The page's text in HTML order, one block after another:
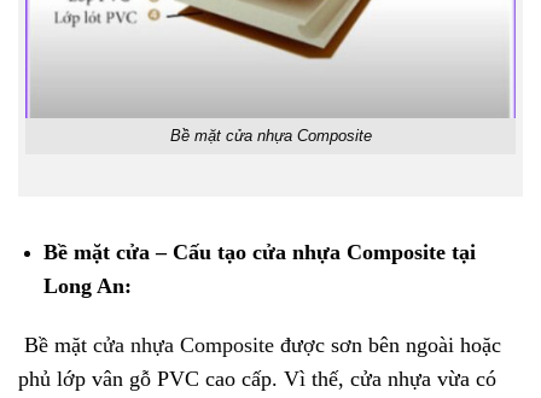
Bề mặt cửa nhựa Composite
Bề mặt cửa – Cấu tạo cửa nhựa Composite tại
Long An:
Bề mặt cửa nhựa Composite được sơn bên ngoài hoặc
phủ lớp vân gỗ PVC cao cấp. Vì thế, cửa nhựa vừa có